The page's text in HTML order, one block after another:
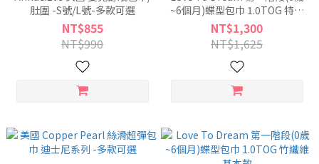
肚圍 -S號/L號-多款可選
NT$855
NT$990
~6個月)蝶型包巾 1.0TOG 特殊
色基本款
NT$1,300
NT$1,625